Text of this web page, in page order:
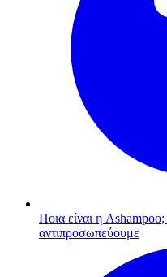
Ποια είναι η Ashampoo;
αντιπροσωπεύουμε